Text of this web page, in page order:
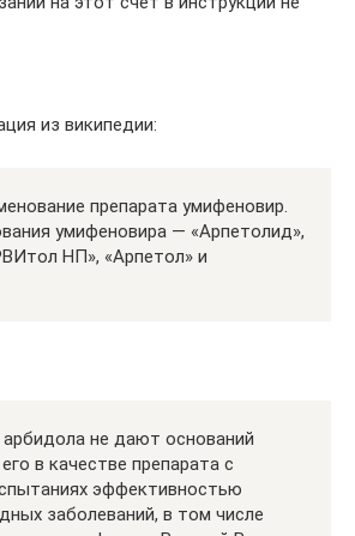
из википедии:
препарата умифеновир.
умифеновира — «Арпетолид»,
НП», «Арпетол» и
не дают оснований
в качестве препарата с
эффективностью
заболеваний, в том числе